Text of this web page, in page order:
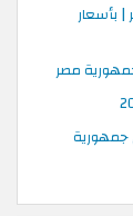
بأسعار
جمهورية